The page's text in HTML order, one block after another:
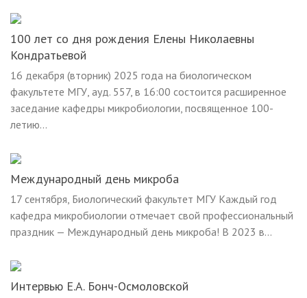
100 лет со дня рождения Елены Николаевны
Кондратьевой
16 декабря (вторник) 2025 года на биологическом
факультете МГУ, ауд. 557, в 16:00 состоится расширенное
заседание кафедры микробиологии, посвященное 100-
летию...
Международный день микроба
17 сентября, Биологический факультет МГУ Каждый год
кафедра микробиологии отмечает свой профессиональный
праздник — Международный день микроба! В 2023 в...
Интервью Е.А. Бонч-Осмоловской